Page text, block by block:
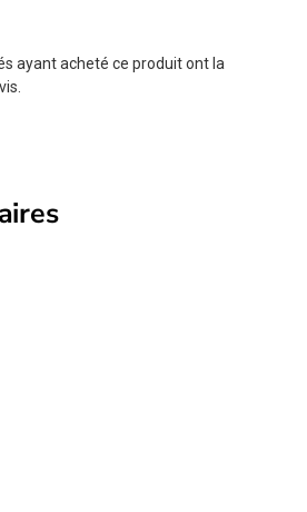
ayant acheté ce produit ont la